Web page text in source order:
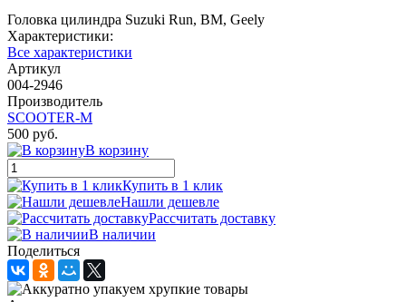
Головка цилиндра Suzuki Run, BM, Geely
Характеристики:
Все характеристики
Артикул
004-2946
Производитель
SCOOTER-M
500 руб.
В корзину
Купить в 1 клик
Нашли дешевле
Рассчитать доставку
В наличии
Поделиться